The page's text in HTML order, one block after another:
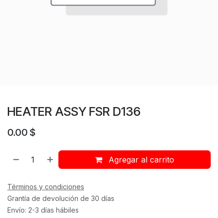
HEATER ASSY FSR D136
0.00 $
Agregar al carrito
Términos y condiciones
Grantía de devolución de 30 días
Envío: 2-3 días hábiles